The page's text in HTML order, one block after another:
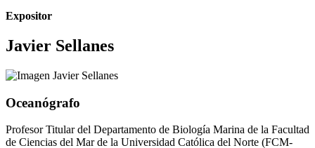
Expositor
Javier Sellanes
Oceanógrafo
Profesor Titular del Departamento de Biología Marina de la Facultad
de Ciencias del Mar de la Universidad Católica del Norte (FCM-